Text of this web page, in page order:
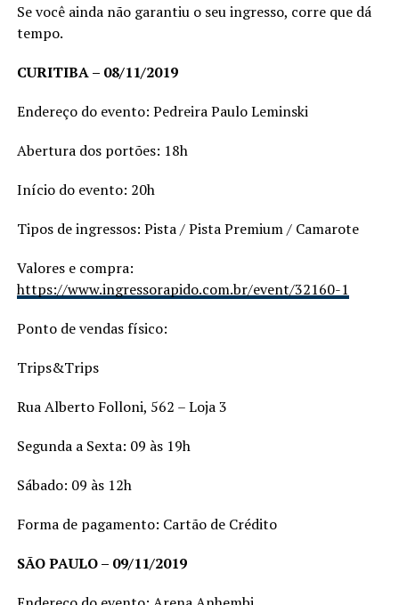
Se você ainda não garantiu o seu ingresso, corre que dá
tempo.
CURITIBA – 08/11/2019
Endereço do evento: Pedreira Paulo Leminski
Abertura dos portões: 18h
Início do evento: 20h
Tipos de ingressos: Pista / Pista Premium / Camarote
Valores e compra:
https://www.ingressorapido.com.br/event/32160-1
Ponto de vendas físico:
Trips&Trips
Rua Alberto Folloni, 562 – Loja 3
Segunda a Sexta: 09 às 19h
Sábado: 09 às 12h
Forma de pagamento: Cartão de Crédito
SÃO PAULO – 09/11/2019